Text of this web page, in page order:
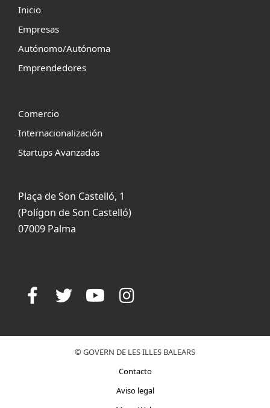
Inicio
Empresas
Autónomo/Autónoma
Emprendedores
Comercio
Internacionalización
Startups Avanzadas
Plaça de Son Castelló, 1
(Polígon de Son Castelló)
07009 Palma
© GOVERN DE LES ILLES BALEARS
Contacto
Aviso legal